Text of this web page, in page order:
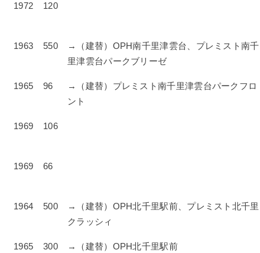
1972 120
1963 550
→（建替）OPH南千里津雲台、プレミスト南千
里津雲台パークブリーゼ
1965 96
→（建替）プレミスト南千里津雲台パークフロ
ント
1969 106
1969 66
1964 500
→（建替）OPH北千里駅前、プレミスト北千里
クラッシィ
1965 300 →（建替）OPH北千里駅前